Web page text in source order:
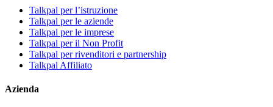
Talkpal per l’istruzione
Talkpal per le aziende
Talkpal per le imprese
Talkpal per il Non Profit
Talkpal per rivenditori e partnership
Talkpal Affiliato
Azienda